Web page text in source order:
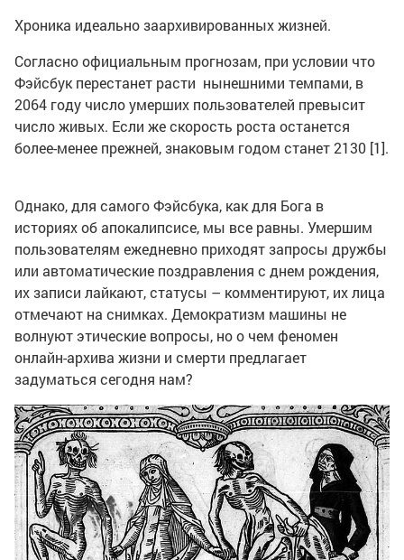
Хроника идеально заархивированных жизней.
Согласно официальным прогнозам, при условии что
Фэйсбук перестанет расти нынешними темпами, в
2064 году число умерших пользователей превысит
число живых. Если же скорость роста останется
более-менее прежней, знаковым годом станет 2130 [1].
Однако, для самого Фэйсбука, как для Бога в
историях об апокалипсисе, мы все равны. Умершим
пользователям ежедневно приходят запросы дружбы
или автоматические поздравления с днем рождения,
их записи лайкают, статусы – комментируют, их лица
отмечают на снимках. Демократизм машины не
волнуют этические вопросы, но о чем феномен
онлайн-архива жизни и смерти предлагает
задуматься сегодня нам?